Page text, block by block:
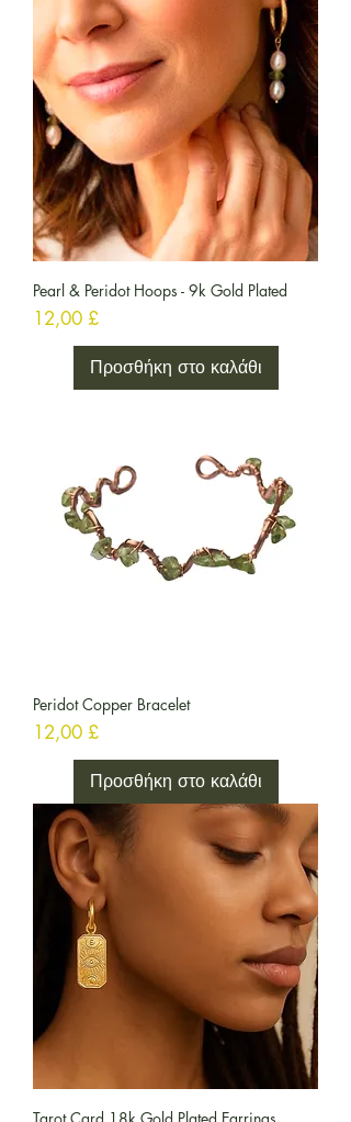
Pearl & Peridot Hoops - 9k Gold Plated
Τιμή
12,00 £
Προσθήκη στο καλάθι
Peridot Copper Bracelet
Τιμή
12,00 £
Προσθήκη στο καλάθι